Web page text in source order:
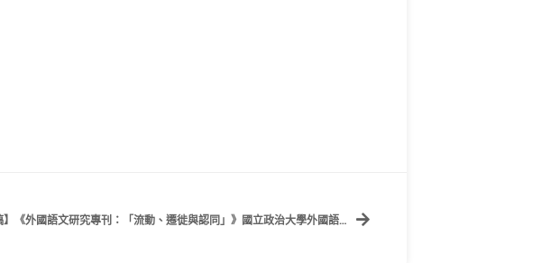
【專刊徵稿】《外國語文研究專刊：「流動、遷徙與認同」》國立政治大學外國語文學院